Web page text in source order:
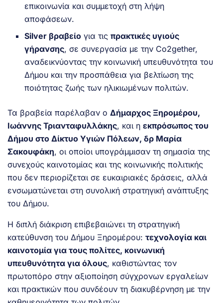
επικοινωνία και συμμετοχή στη λήψη
αποφάσεων.
Silver βραβείο για τιςπρακτικές υγιούς
γήρανσης, σε συνεργασία με την Co2gether,
αναδεικνύοντας την κοινωνική υπευθυνότητα του
Δήμου και την προσπάθεια για βελτίωση της
ποιότητας ζωής των ηλικιωμένων πολιτών.
Τα βραβεία παρέλαβαν ο Δήμαρχος Ξηρομέρου,
Ιωάννης Τριανταφυλλάκης, και η εκπρόσωπος του
Δήμου στο Δίκτυο Υγιών Πόλεων, δρ Μαρία
Σακουφάκη, οι οποίοι υπογράμμισαν τη σημασία της
συνεχούς καινοτομίας και της κοινωνικής πολιτικής
που δεν περιορίζεται σε ευκαιριακές δράσεις, αλλά
ενσωματώνεται στη συνολική στρατηγική ανάπτυξης
του Δήμου.
Η διπλή διάκριση επιβεβαιώνει τη στρατηγική
κατεύθυνση του Δήμου Ξηρομέρου: τεχνολογία και
καινοτομία για τους πολίτες, κοινωνική
υπευθυνότητα για όλους, καθιστώντας τον
πρωτοπόρο στην αξιοποίηση σύγχρονων εργαλείων
και πρακτικών που συνδέουν τη διακυβέρνηση με την